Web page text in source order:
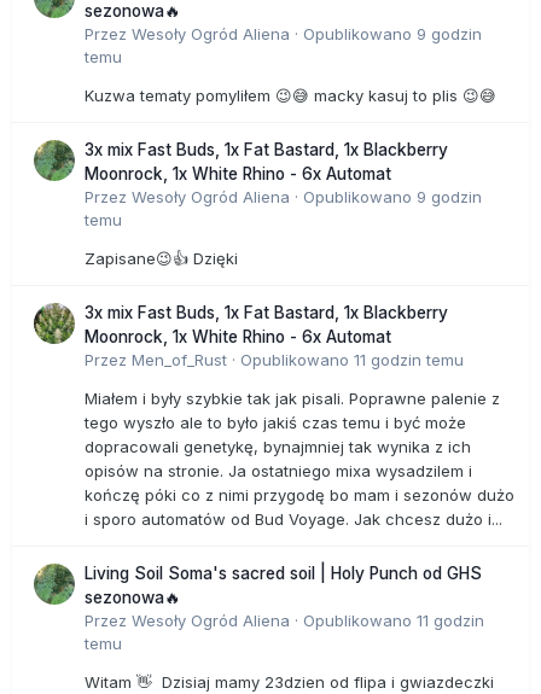
sezonowa🔥
Przez Wesoły Ogród Aliena · Opublikowano 9 godzin
temu
Kuzwa tematy pomyliłem 😉😅 macky kasuj to plis 😉😅
3x mix Fast Buds, 1x Fat Bastard, 1x Blackberry
Moonrock, 1x White Rhino - 6x Automat
Przez Wesoły Ogród Aliena · Opublikowano 9 godzin
temu
Zapisane😉👍 Dzięki
3x mix Fast Buds, 1x Fat Bastard, 1x Blackberry
Moonrock, 1x White Rhino - 6x Automat
Przez Men_of_Rust · Opublikowano 11 godzin temu
Miałem i były szybkie tak jak pisali. Poprawne palenie z
tego wyszło ale to było jakiś czas temu i być może
dopracowali genetykę, bynajmniej tak wynika z ich
opisów na stronie. Ja ostatniego mixa wysadzilem i
kończę póki co z nimi przygodę bo mam i sezonów dużo
i sporo automatów od Bud Voyage. Jak chcesz dużo i...
Living Soil Soma's sacred soil | Holy Punch od GHS
sezonowa🔥
Przez Wesoły Ogród Aliena · Opublikowano 11 godzin
temu
Witam 👋 Dzisiaj mamy 23dzien od flipa i gwiazdeczki